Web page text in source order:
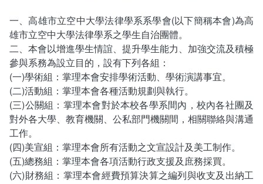
課程地圖
課程地圖主頁
升學方向
就業方向
終身學習
一、高雄市立空中大學法律學系系學會(以下簡稱本會)為高
雄市立空中大學法律學系之學生自治團體。
二、本會以增進學生情誼、提升學生能力、加強交流及積極
參與系務為設立目的，設有下列各組：
(一)學術組：掌理本會安排學術活動、學術演講事宜。
(二)活動組：掌理本會各種活動規劃與執行。
(三)公關組：掌理本會對於本校各學系間內，校內各社團及
對外各大學、教育機關、公私部門機關間，相關聯絡與溝通
工作。
(四)美宣組：掌理本會所有活動之文宣設計及美工制作。
(五)總務組：掌理本會各項活動行政支援及庶務採買。
(六)財務組：掌理本會經費預算決算之編列與收支及出納工